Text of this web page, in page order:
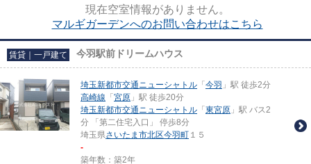
現在空室情報がありません。
マルギガーデンへのお問い合わせはこちら
賃貸｜一戸建て 今羽駅前ドリームハウス
埼玉新都市交通ニューシャトル 「 今羽 」駅 徒歩2分
高崎線 「 宮原 」駅 徒歩20分
埼玉新都市交通ニューシャトル 「 東宮原 」駅 バス2
分 「第二住宅入口」 停歩8分
埼玉県さいたま市北区今羽町 １５
-
築年数：築2年